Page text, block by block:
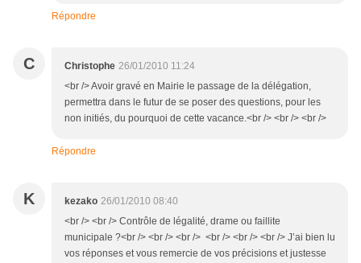
Répondre
C Christophe 26/01/2010 11:24
<br /> Avoir gravé en Mairie le passage de la délégation,
permettra dans le futur de se poser des questions, pour les
non initiés, du pourquoi de cette vacance.<br /> <br /> <br />
Répondre
K kezako 26/01/2010 08:40
<br /> <br /> Contrôle de légalité, drame ou faillite
municipale ?<br /> <br /> <br /> <br /> <br /> <br /> J’ai bien lu
vos réponses et vous remercie de vos précisions et justesse